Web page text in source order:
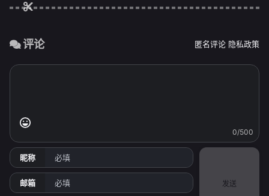
评论 匿名评论 隐私政策
昵称
邮箱
0/500
发送